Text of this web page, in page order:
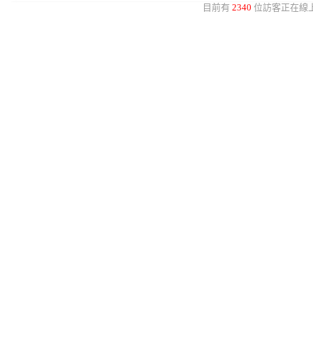
目前有 2340 位訪客正在線